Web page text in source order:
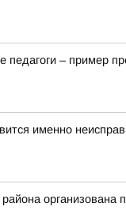
– пример
именно